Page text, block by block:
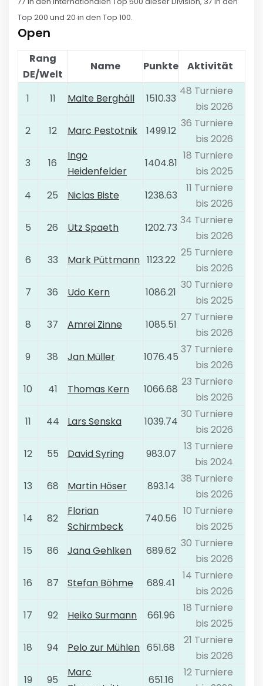
Top 200 und 20 in den Top 100.
Open
Rang
DE/Welt
Name Punkte Aktivität
1 11 Malte Berghäll 1510.33
48 Turniere
bis 2026
2
12 Marc Pestotnik 1499.12
36 Turniere
bis 2026
3
16
Ingo
Heidenfelder
1404.81
18 Turniere
bis 2025
4
25 Niclas Biste 1238.63
11 Turniere
bis 2026
5
26 Utz Spaeth 1202.73
34 Turniere
bis 2026
6
33 Mark Püttmann 1123.22
25 Turniere
bis 2026
7
36 Udo Kern 1086.21
30 Turniere
bis 2025
8
37 Amrei Zinne 1085.51
27 Turniere
bis 2026
9
38 Jan Müller 1076.45
37 Turniere
bis 2026
10
41 Thomas Kern 1066.68
23 Turniere
bis 2026
11
44 Lars Senska 1039.74
30 Turniere
bis 2026
12
55 David Syring 983.07
13 Turniere
bis 2024
13
68 Martin Höser 893.14
38 Turniere
bis 2026
14
82
Florian
Schirmbeck
740.56
10 Turniere
bis 2025
15
86 Jana Gehlken 689.62
30 Turniere
bis 2026
16
87 Stefan Böhme 689.41
14 Turniere
bis 2026
17
92 Heiko Surmann 661.96
18 Turniere
bis 2025
18
94 Pelo zur Mühlen 651.68
21 Turniere
bis 2026
19
95
Marc
651.16
12 Turniere